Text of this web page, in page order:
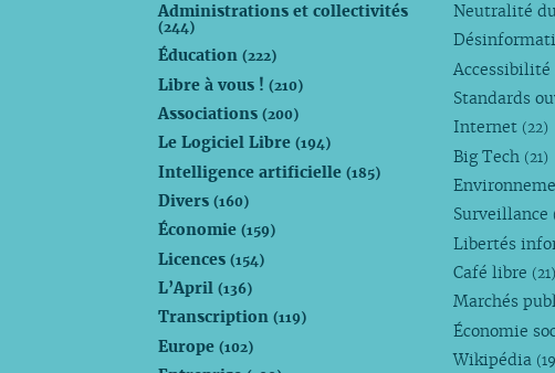
Administrations et collectivités
(244)
Éducation(222)
Libre à vous !(210)
Associations(200)
Le Logiciel Libre(194)
Intelligence artificielle(185)
Divers(160)
Économie(159)
Licences(154)
L’April(136)
Transcription(119)
Europe(102)
Neutralité
Accessibilité
Standards
Internet (22)
Big Tech (21)
Surveillance
Libertés
Café libre (21)
Marchés
Économie
Wikipédia